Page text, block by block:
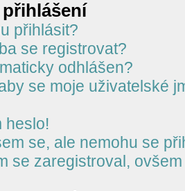
přihlášení
přihlásit?
se registrovat?
odhlášen?
se moje uživatelské
heslo!
se, ale nemohu se
se zaregistroval,